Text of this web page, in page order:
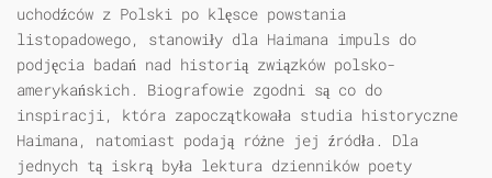
uchodźców z Polski po klęsce powstania
listopadowego, stanowiły dla Haimana impuls do
podjęcia badań nad historią związków polsko-
amerykańskich. Biografowie zgodni są co do
inspiracji, która zapoczątkowała studia historyczne
Haimana, natomiast podają różne jej źródła. Dla
jednych tą iskrą była lektura dzienników poety